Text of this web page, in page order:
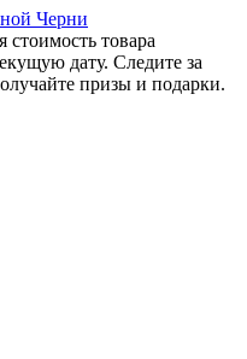
стоимость товара
дату. Следите за
призы и подарки.